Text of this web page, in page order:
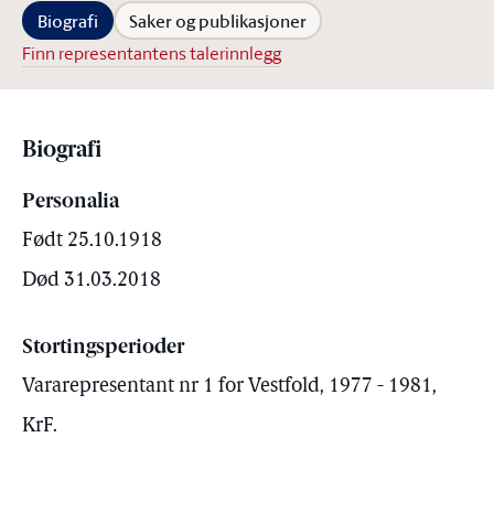
Biografi Saker og publikasjoner
Finn representantens talerinnlegg
Biografi
Personalia
Født 25.10.1918
Død 31.03.2018
Stortingsperioder
Vararepresentant nr 1 for Vestfold, 1977 - 1981,
KrF.